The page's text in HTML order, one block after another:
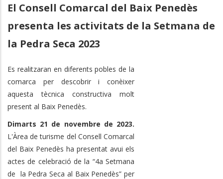
El Consell Comarcal del Baix Penedès
presenta les activitats de la Setmana de
la Pedra Seca 2023
Es realitzaran en diferents pobles de la
comarca per descobrir i conèixer
aquesta tècnica constructiva molt
present al Baix Penedès.
Dimarts 21 de novembre de 2023.
L'Àrea de turisme del Consell Comarcal
del Baix Penedès ha presentat avui els
actes de celebració de la “4a Setmana
de la Pedra Seca al Baix Penedès” per